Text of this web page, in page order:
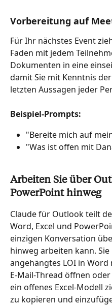
Vorbereitung auf
Für Ihr nächstes Event
Faden mit jedem
Dokumenten in eine
damit Sie mit Kenntnis
letzten Aussagen jeder
Beispiel-Prompts:
"Bereite mich auf
"Was ist offen mit
Arbeiten Sie über
PowerPoint hinweg
Claude für Outlook teilt
Word, Excel und
einzigen Konversation
hinweg arbeiten kann.
angehängtes LOI in
E-Mail-Thread öffnen
ein offenes Excel-Modell
zu kopieren und